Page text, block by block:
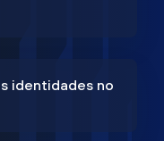
identidades no